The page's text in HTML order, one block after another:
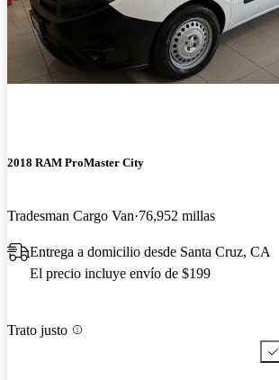
2018 RAM ProMaster City
Tradesman Cargo Van 76,952 millas
Entrega a domicilio desde Santa Cruz, CA
El precio incluye envío de $199
Trato justo